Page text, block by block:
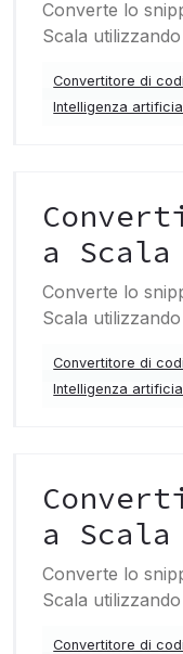
Converte lo
Scala
Convertitore di
Intelligenza
a Scala
Converte lo
Scala
Convertitore di
Intelligenza
a Scala
Converte lo
Scala
Convertitore di